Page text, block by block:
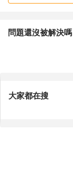
問題還沒被解決
大家都在搜